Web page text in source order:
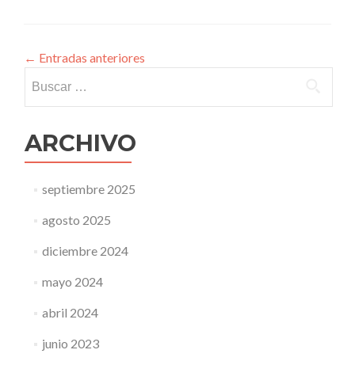
← Entradas anteriores
ARCHIVO
septiembre 2025
agosto 2025
diciembre 2024
mayo 2024
abril 2024
junio 2023